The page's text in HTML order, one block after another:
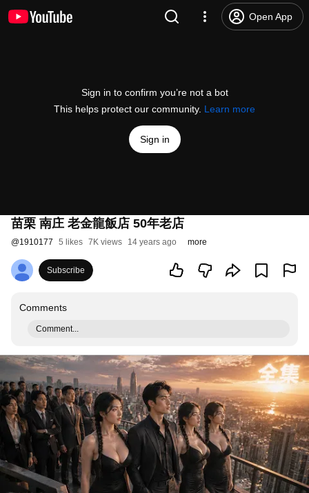
Open App
Sign in to confirm you’re not a bot
This helps protect our community. Learn more
Sign in
苗栗 南庄 老金龍飯店 50年老店
@1910177 5 likes 7K views 14 years ago more
Subscribe
Comments
Comment...